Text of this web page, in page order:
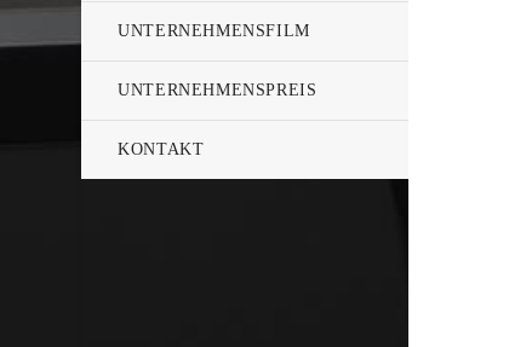
UNTERNEHMENS­FILM
UNTERNEHMENS­PREIS
KONTAKT